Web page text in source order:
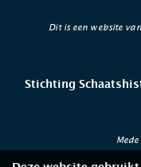
Dit is een website van
Stichting